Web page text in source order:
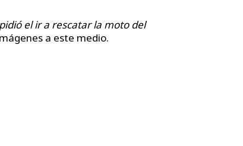
el ir a rescatar la moto del
a este medio.